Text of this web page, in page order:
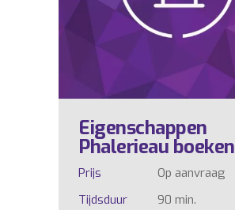
Eigenschappen
Phalerieau boeken
Prijs
Op aanvraag
Tijdsduur
90 min.